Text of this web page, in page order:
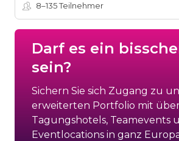
8–135Teilnehmer
Darf es ein
sein?
Sichern Sie sich Zugang zu
erweiterten Portfolio mit
Tagungshotels, Teamevents
Eventlocations in ganz